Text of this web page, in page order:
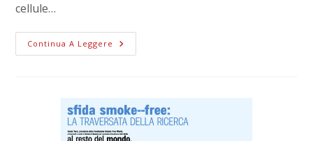
cellule…
Continua A Leggere